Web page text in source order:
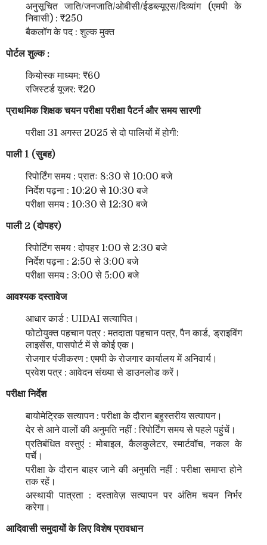
अनुसूचित जाति/जनजाति/ओबीसी/ईडब्ल्यूएस/दिव्यांग (एमपी के
निवासी) : ₹250
बैकलॉग के पद : शुल्क मुक्त
पोर्टल शुल्क :
कियोस्क माध्यम: ₹60
रजिस्टर्ड यूजर: ₹20
प्राथमिक शिक्षक चयन परीक्षा परीक्षा पैटर्न और समय सारणी
परीक्षा 31 अगस्त 2025 से दो पालियों में होगी:
पाली 1 (सुबह)
रिपोर्टिंग समय : प्रातः 8:30 से 10:00 बजे
निर्देश पढ़ना : 10:20 से 10:30 बजे
परीक्षा समय : 10:30 से 12:30 बजे
पाली 2 (दोपहर)
रिपोर्टिंग समय : दोपहर 1:00 से 2:30 बजे
निर्देश पढ़ना : 2:50 से 3:00 बजे
परीक्षा समय : 3:00 से 5:00 बजे
आवश्यक दस्तावेज
आधार कार्ड : UIDAI सत्यापित।
फोटोयुक्त पहचान पत्र : मतदाता पहचान पत्र, पैन कार्ड, ड्राइविंग
लाइसेंस, पासपोर्ट में से कोई एक।
रोजगार पंजीकरण : एमपी के रोजगार कार्यालय में अनिवार्य।
प्रवेश पत्र : आवेदन संख्या से डाउनलोड करें।
परीक्षा निर्देश
बायोमेट्रिक सत्यापन : परीक्षा के दौरान बहुस्तरीय सत्यापन।
देर से आने वालों की अनुमति नहीं : रिपोर्टिंग समय से पहले पहुंचें।
प्रतिबंधित वस्तुएं : मोबाइल, कैलकुलेटर, स्मार्टवॉच, नकल के
पर्चे।
परीक्षा के दौरान बाहर जाने की अनुमति नहीं : परीक्षा समाप्त होने
तक रहें।
अस्थायी पात्रता : दस्तावेज़ सत्यापन पर अंतिम चयन निर्भर
करेगा।
आदिवासी समुदायों के लिए विशेष प्रावधान